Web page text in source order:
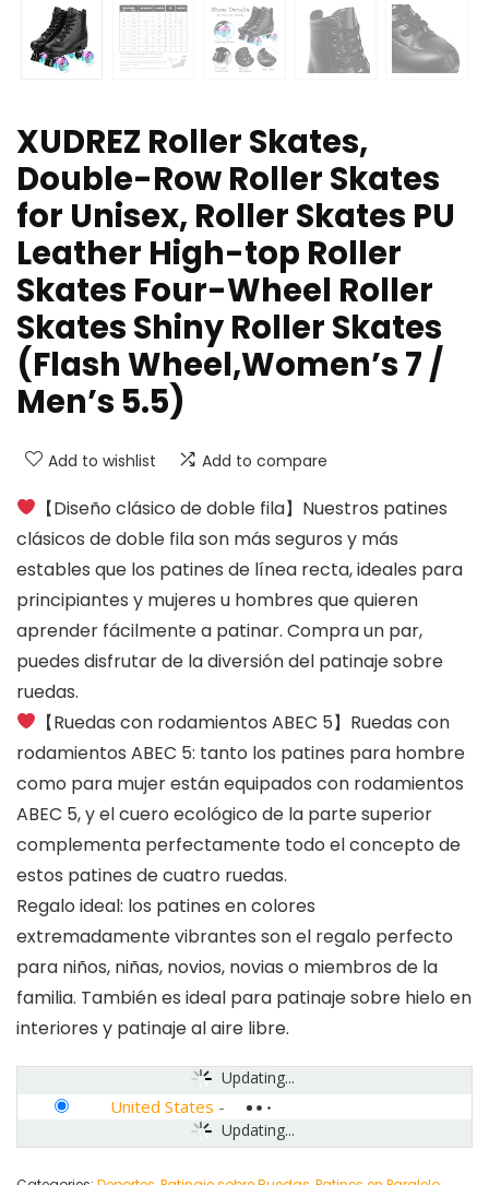
XUDREZ Roller Skates,
Double-Row Roller Skates
for Unisex, Roller Skates PU
Leather High-top Roller
Skates Four-Wheel Roller
Skates Shiny Roller Skates
(Flash Wheel,Women’s 7 /
Men’s 5.5)
Add to wishlist Add to compare
【Diseño clásico de doble fila】Nuestros patines
clásicos de doble fila son más seguros y más
estables que los patines de línea recta, ideales para
principiantes y mujeres u hombres que quieren
aprender fácilmente a patinar. Compra un par,
puedes disfrutar de la diversión del patinaje sobre
ruedas.
【Ruedas con rodamientos ABEC 5】Ruedas con
rodamientos ABEC 5: tanto los patines para hombre
como para mujer están equipados con rodamientos
ABEC 5, y el cuero ecológico de la parte superior
complementa perfectamente todo el concepto de
estos patines de cuatro ruedas.
Regalo ideal: los patines en colores
extremadamente vibrantes son el regalo perfecto
para niños, niñas, novios, novias o miembros de la
familia. También es ideal para patinaje sobre hielo en
interiores y patinaje al aire libre.
Updating...
Updating...
United States -